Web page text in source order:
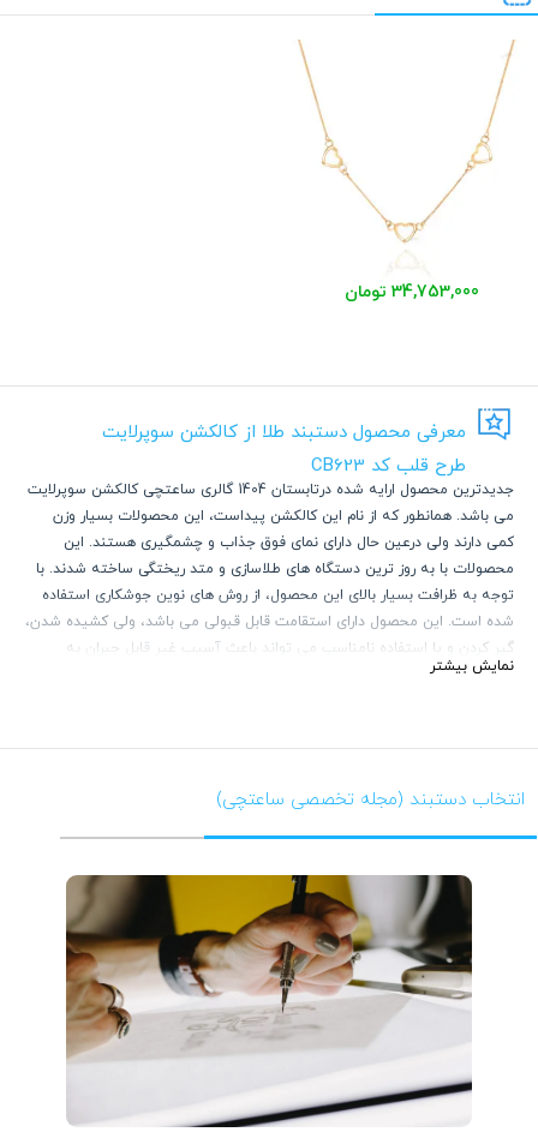
34,753,000 تومان
معرفی محصول دستبند طلا از کالکشن سوپرلایت
طرح قلب کد CB623
جدیدترین محصول ارایه شده درتابستان 1404 گالری ساعتچی کالکشن سوپرلایت
می باشد. همانطور که از نام این کالکشن پیداست، این محصولات بسیار وزن
کمی دارند ولی درعین حال دارای نمای فوق جذاب و چشمگیری هستند. این
محصولات با به روز ترین دستگاه های طلاسازی و متد ریختگی ساخته شدند. با
توجه به ظرافت بسیار بالای این محصول، از روش های نوین جوشکاری استفاده
شده است. این محصول دارای استقامت قابل قبولی می باشد، ولی کشیده شدن،
گیر کردن و یا استفاده نامناسب می تواند باعث آسیب غیر قابل جبران به
محصول شود.
نمایش بیشتر
انتخاب دستبند (مجله تخصصی ساعتچی)